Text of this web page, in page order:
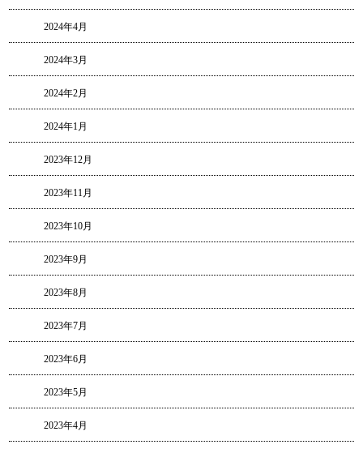
2024年4月
2024年3月
2024年2月
2024年1月
2023年12月
2023年11月
2023年10月
2023年9月
2023年8月
2023年7月
2023年6月
2023年5月
2023年4月